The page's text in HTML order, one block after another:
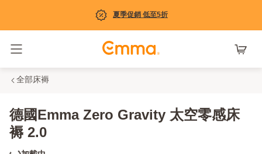
夏季促銷 低至5折
全部床褥
德國Emma Zero Gravity 太空零感床
褥 2.0